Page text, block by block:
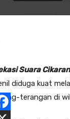
Suara
diduga kuat
terangan di